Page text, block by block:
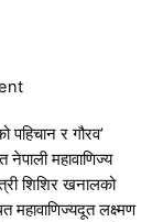
पहिचान र गौरव’
महावाणिज्य
शिशिर खनालको
महावाणिज्यदूत लक्ष्मण